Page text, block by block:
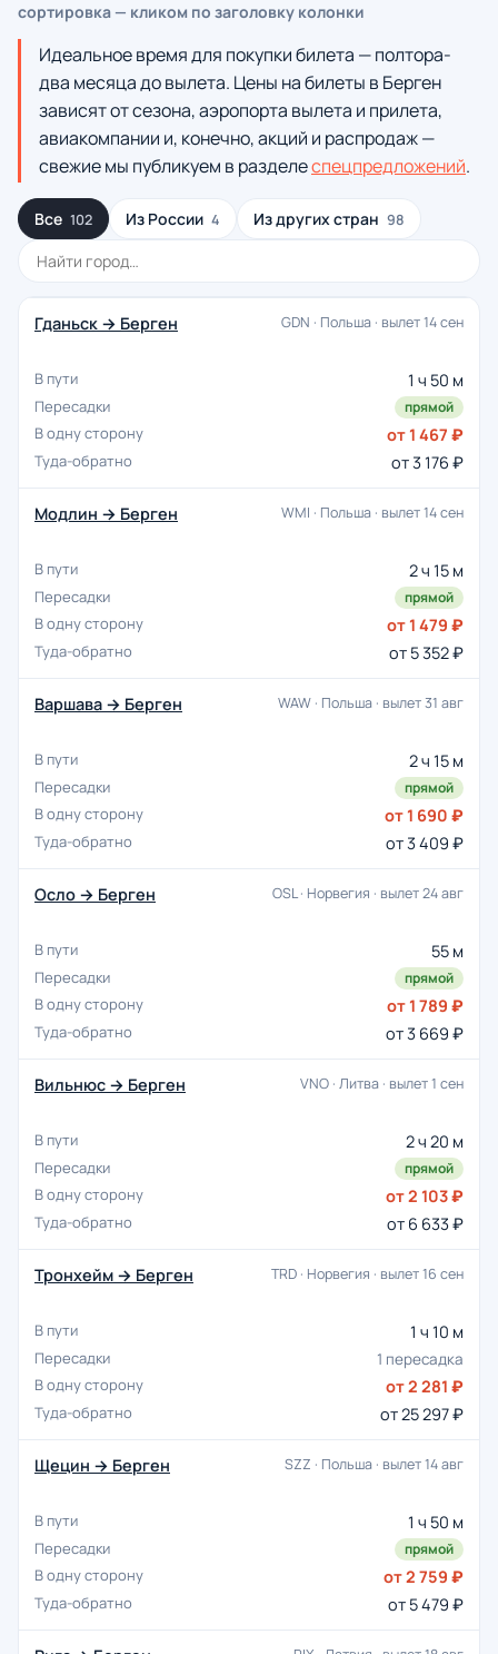
сортировка — кликом по заголовку колонки
Идеальное время для покупки билета — полтора-
два месяца до вылета. Цены на билеты в Берген
зависят от сезона, аэропорта вылета и прилета,
авиакомпании и, конечно, акций и распродаж —
свежие мы публикуем в разделеспецпредложений.
Все 102 Из России 4 Из других стран 98
Гданьск → Берген GDN · Польша · вылет 14 сен
1 ч 50 м
прямой
от 1 467 ₽
от 3 176 ₽
Модлин → Берген WMI · Польша · вылет 14 сен
2 ч 15 м
прямой
от 1 479 ₽
от 5 352 ₽
Варшава → Берген WAW · Польша · вылет 31 авг
2 ч 15 м
прямой
от 1 690 ₽
от 3 409 ₽
Осло → Берген OSL · Норвегия · вылет 24 авг
55 м
прямой
от 1 789 ₽
от 3 669 ₽
Вильнюс → Берген VNO · Литва · вылет 1 сен
2 ч 20 м
прямой
от 2 103 ₽
от 6 633 ₽
Тронхейм → Берген TRD · Норвегия · вылет 16 сен
1 ч 10 м
1 пересадка
от 2 281 ₽
от 25 297 ₽
Щецин → Берген SZZ · Польша · вылет 14 авг
1 ч 50 м
прямой
от 2 759 ₽
от 5 479 ₽